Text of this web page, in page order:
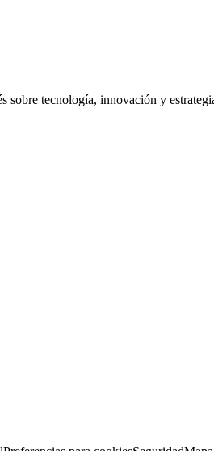
sobre tecnología, innovación y